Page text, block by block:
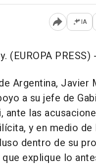
Abrir IA
(EUROPA PRESS) -
Argentina, Javier
a su jefe de
ante las
y en medio de
dentro de su
que explique lo